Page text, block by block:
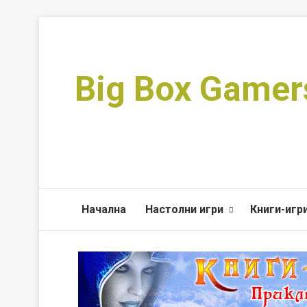
Big Box
Начална Настолни игри Книги-